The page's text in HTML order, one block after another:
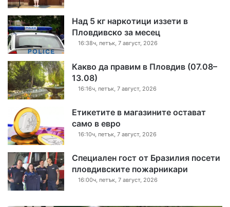
Над 5 кг наркотици иззети в
Пловдивско за месец
16:38ч, петък, 7 август, 2026
Какво да правим в Пловдив (07.08–
13.08)
16:16ч, петък, 7 август, 2026
Етикетите в магазините остават
само в евро
16:10ч, петък, 7 август, 2026
Специален гост от Бразилия посети
пловдивските пожарникари
16:00ч, петък, 7 август, 2026